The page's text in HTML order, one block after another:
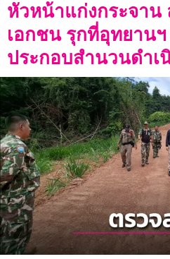
หัวหน้าแก่งกระจาน
เอกชน รุกที่อุทยาน
ประกอบสำนวนดำเ